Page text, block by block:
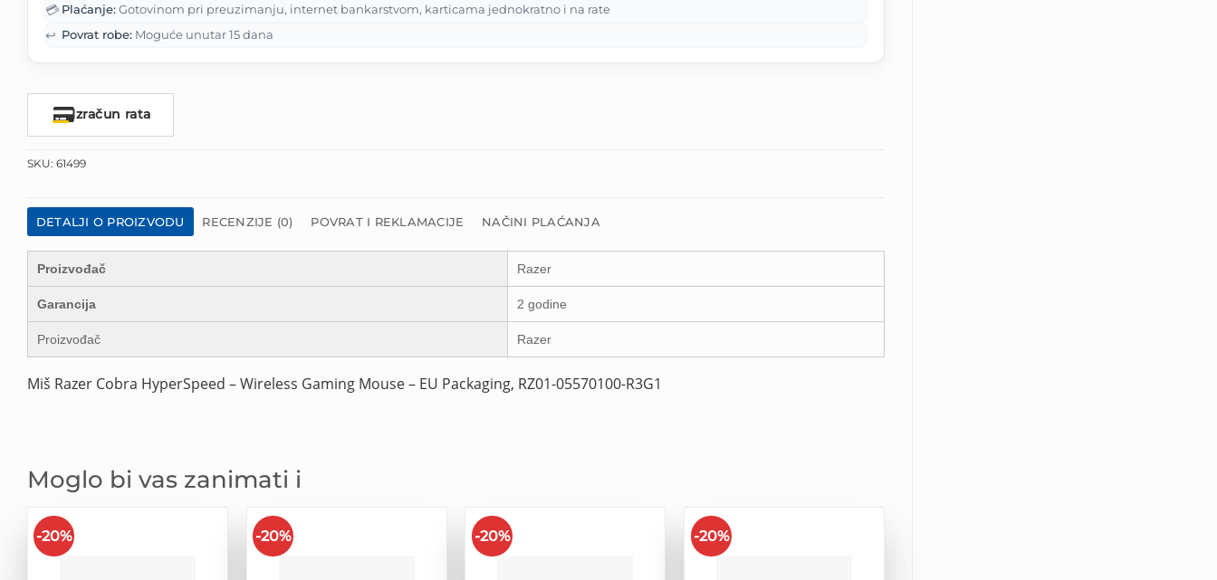
💳 Plaćanje:Gotovinom pri preuzimanju, internet bankarstvom, karticama jednokratno i na rate
↩️ Povrat robe: Moguće unutar 15 dana
Izračun rata
SKU: 61499
DETALJI O PROIZVODU RECENZIJE (0) POVRAT I REKLAMACIJE NAČINI PLAĆANJA
Proizvođač Razer
Garancija 2 godine
Proizvođač Razer
Miš Razer Cobra HyperSpeed – Wireless Gaming Mouse – EU Packaging, RZ01-05570100-R3G1
Moglo bi vas zanimati i
-20% -20% -20% -20%